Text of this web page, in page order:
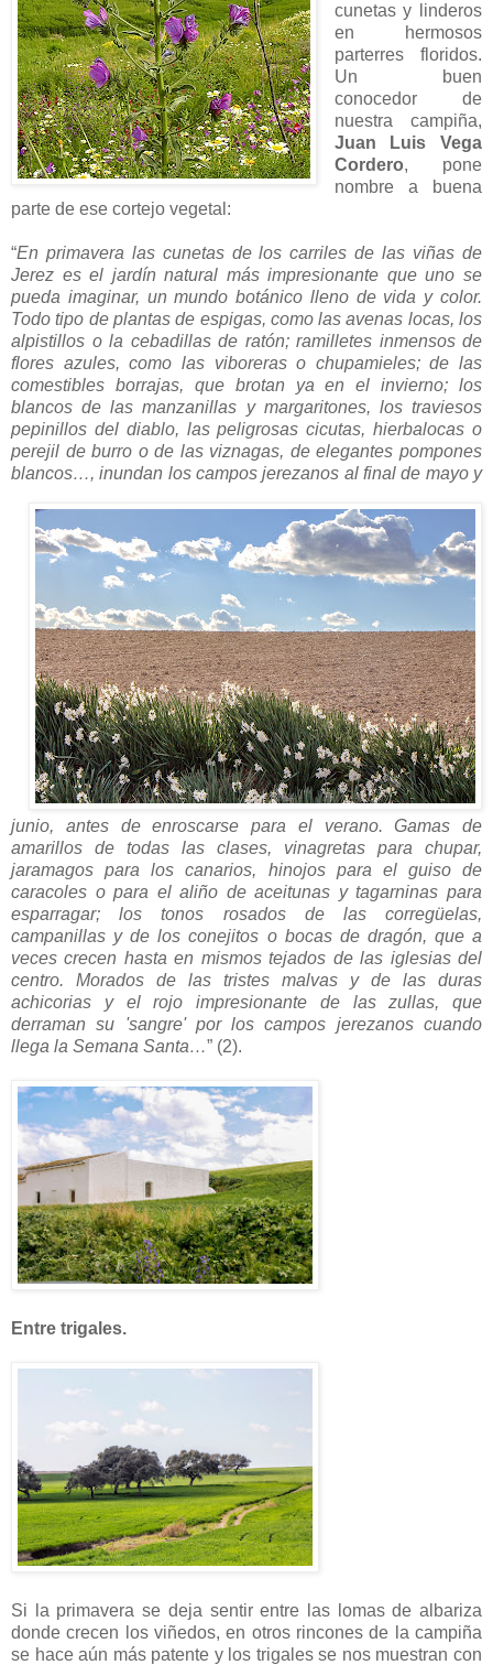
cunetas y linderos
en hermosos
parterres floridos.
Un buen
conocedor de
nuestra campiña,
Juan Luis Vega
Cordero, pone
nombre a buena
parte de ese cortejo vegetal:
“En primavera las cunetas de los carriles de las viñas de
Jerez es el jardín natural más impresionante que uno se
pueda imaginar, un mundo botánico lleno de vida y color.
Todo tipo de plantas de espigas, como las avenas locas, los
alpistillos o la cebadillas de ratón; ramilletes inmensos de
flores azules, como las viboreras o chupamieles; de las
comestibles borrajas, que brotan ya en el invierno; los
blancos de las manzanillas y margaritones, los traviesos
pepinillos del diablo, las peligrosas cicutas, hierbalocas o
perejil de burro o de las viznagas, de elegantes pompones
blancos…, inundan los campos jerezanos al final de mayo y
junio, antes de enroscarse para el verano. Gamas de
amarillos de todas las clases, vinagretas para chupar,
jaramagos para los canarios, hinojos para el guiso de
caracoles o para el aliño de aceitunas y tagarninas para
esparragar; los tonos rosados de las corregüelas,
campanillas y de los conejitos o bocas de dragón, que a
veces crecen hasta en mismos tejados de las iglesias del
centro. Morados de las tristes malvas y de las duras
achicorias y el rojo impresionante de las zullas, que
derraman su 'sangre' por los campos jerezanos cuando
llega la Semana Santa…” (2).
Entre trigales.
Si la primavera se deja sentir entre las lomas de albariza
donde crecen los viñedos, en otros rincones de la campiña
se hace aún más patente y los trigales se nos muestran con